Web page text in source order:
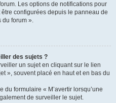
Les options de notifications pour
configurées depuis le panneau de
du forum ».
des sujets ?
un sujet en cliquant sur le lien
», souvent placé en haut et en bas du
du formulaire « M’avertir lorsqu’une
de surveiller le sujet.